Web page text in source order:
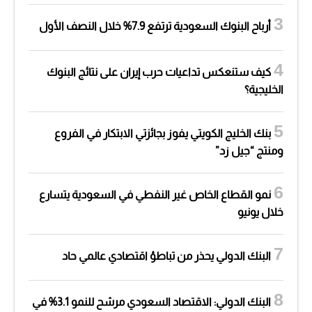
أرباح البنوك السعودية ترتفع 7.9% خلال النصف الأول
كيف ستنعكس تداعيات حرب إيران على نتائج البنوك
الخليجية؟
بنك الخليج الكويتي يفوز بجائزتي الابتكار في الفروع
ومنتج “جيل زد”
نمو القطاع الخاص غير النفطي في السعودية يتسارع
خلال يونيو
البنك الدولي يحذر من تباطؤ اقتصادي عالمي حاد
البنك الدولي: الاقتصاد السعودي مرشح للنمو 3.1% في